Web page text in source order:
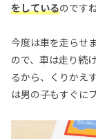
をしているのですね
今度は車を走らせ
ので、車は走り続
るから、くりかえ
は男の子もすぐに